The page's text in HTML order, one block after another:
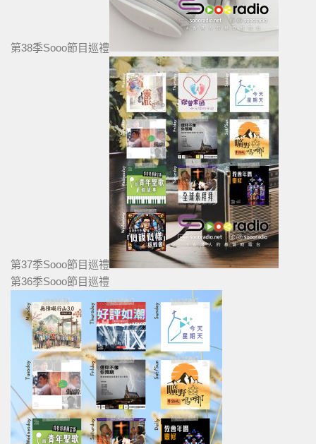
第38季Sooo節目巡禮
第37季Sooo節目巡禮
第36季Sooo節目巡禮